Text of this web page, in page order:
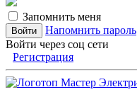
Запомнить меня
Напомнить пароль
Войти через соц сети
Регистрация